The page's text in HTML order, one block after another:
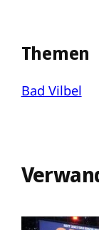
Themen
Bad Vilbel